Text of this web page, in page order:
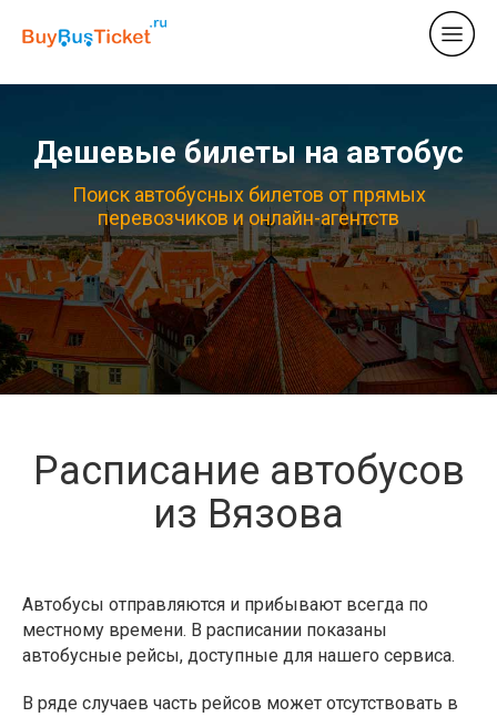
Дешевые билеты на автобус
Поиск автобусных билетов от прямых
перевозчиков и онлайн-агентств
Расписание автобусов
из Вязова
Автобусы отправляются и прибывают всегда по
местному времени. В расписании показаны
автобусные рейсы, доступные для нашего сервиса.
В ряде случаев часть рейсов может отсутствовать в